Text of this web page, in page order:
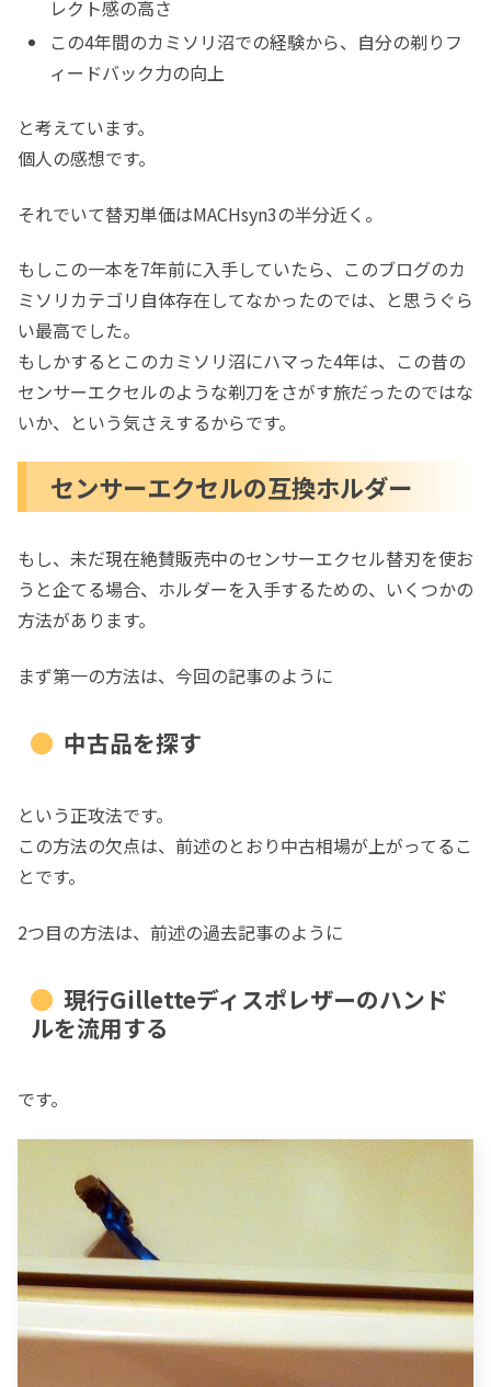
レクト感の高さ
この4年間のカミソリ沼での経験から、自分の剃りフ
ィードバック力の向上
と考えています。
個人の感想です。
それでいて替刃単価はMACHsyn3の半分近く。
もしこの一本を7年前に入手していたら、このブログのカ
ミソリカテゴリ自体存在してなかったのでは、と思うぐら
い最高でした。
もしかするとこのカミソリ沼にハマった4年は、この昔の
センサーエクセルのような剃刀をさがす旅だったのではな
いか、という気さえするからです。
センサーエクセルの互換ホルダー
もし、未だ現在絶賛販売中のセンサーエクセル替刃を使お
うと企てる場合、ホルダーを入手するための、いくつかの
方法があります。
まず第一の方法は、今回の記事のように
中古品を探す
という正攻法です。
この方法の欠点は、前述のとおり中古相場が上がってるこ
とです。
2つ目の方法は、前述の過去記事のように
現行Gilletteディスポレザーのハンド
ルを流用する
です。